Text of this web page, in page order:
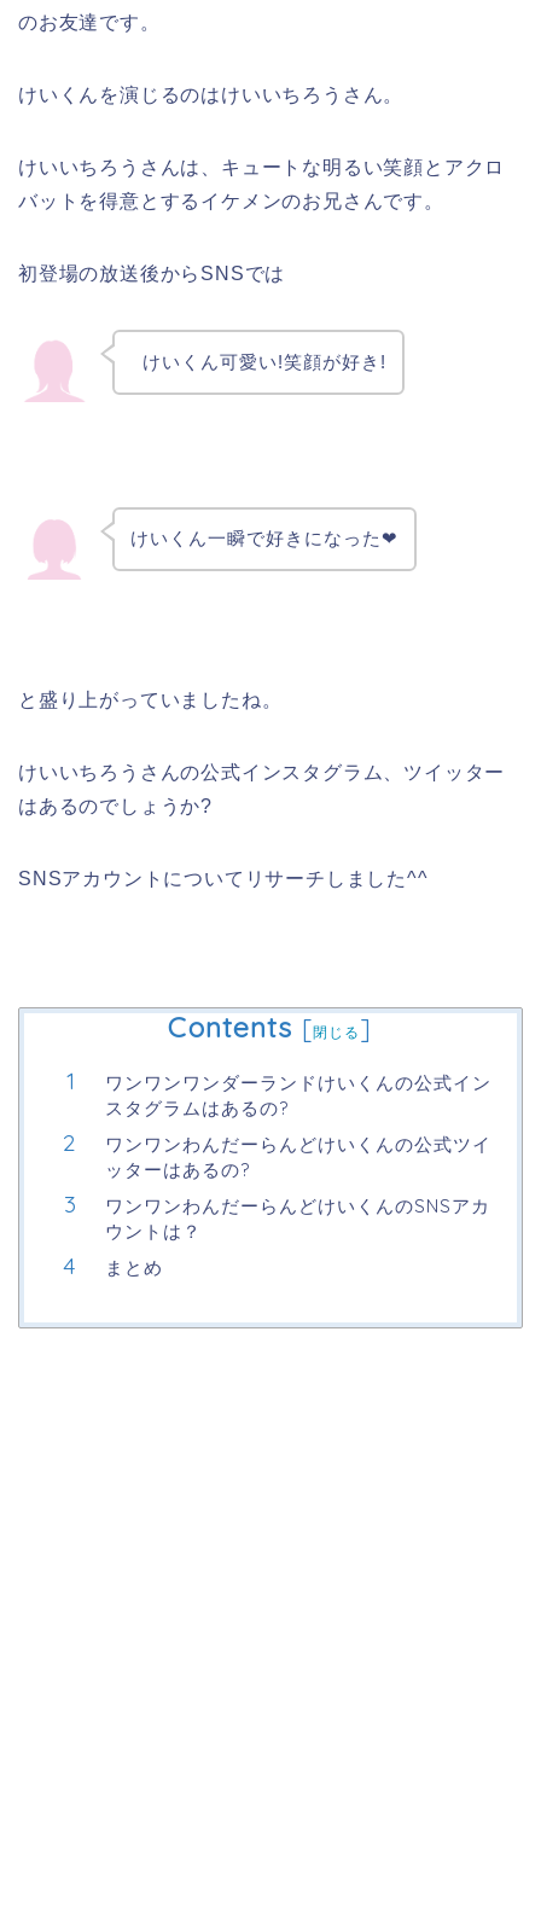
のお友達です。
けいくんを演じるのはけいいちろうさん。
けいいちろうさんは、キュートな明るい笑顔とアクロ
バットを得意とするイケメンのお兄さんです。
初登場の放送後からSNSでは
けいくん可愛い!笑顔が好き!
けいくん一瞬で好きになった❤︎
と盛り上がっていましたね。
けいいちろうさんの公式インスタグラム、ツイッター
はあるのでしょうか?
SNSアカウントについてリサーチしました^^
Contents [閉じる ]
ワンワンワンダーランドけいくんの公式イン
スタグラムはあるの?
ワンワンわんだーらんどけいくんの公式ツイ
ッターはあるの?
ワンワンわんだーらんどけいくんのSNSアカ
ウントは？
まとめ